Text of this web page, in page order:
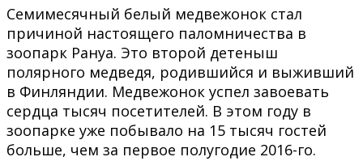
Семимесячный белый медвежонок стал
причиной настоящего паломничества в
зоопарк Рануа. Это второй детеныш
полярного медведя, родившийся и выживший
в Финляндии. Медвежонок успел завоевать
сердца тысяч посетителей. В этом году в
зоопарке уже побывало на 15 тысяч гостей
больше, чем за первое полугодие 2016-го.